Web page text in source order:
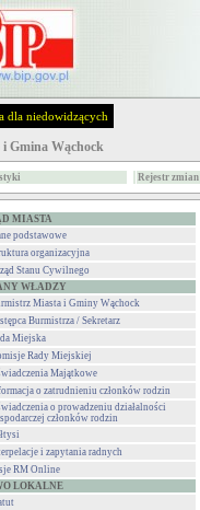
dla niedowidzących
i Gmina Wąchock
Rejestr zmian
MIASTA
podstawowe
organizacyjna
Stanu Cywilnego
WŁADZY
Miasta i Gminy Wąchock
Burmistrza / Sekretarz
Miejska
Rady Miejskiej
Majątkowe
o zatrudnieniu członków rodzin
o prowadzeniu działalności
członków rodzin
i zapytania radnych
RM Online
LOKALNE